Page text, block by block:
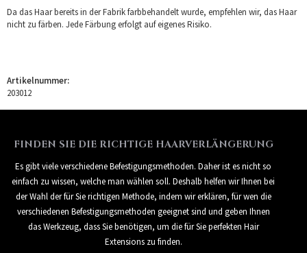
Da das Haar bereits in der Fabrik farbbehandelt wurde, empfehlen wir, das Haar
nicht zu färben. Jede Färbung erfolgt auf eigenes Risiko.
Artikelnummer:
203012
FINDEN SIE DIE RICHTIGE HAARVERLÄNGERUNG
Es gibt viele verschiedene Befestigungsmethoden. Daher ist es nicht so
einfach zu wissen, welche man wählen soll. Deshalb helfen wir Ihnen bei
der Wahl der für Sie richtigen Methode, indem wir erklären, für wen die
verschiedenen Befestigungsmethoden geeignet sind und geben Ihnen
das Werkzeug, dass Sie benötigen, um die für Sie perfekten Hair
Extensions zu finden.